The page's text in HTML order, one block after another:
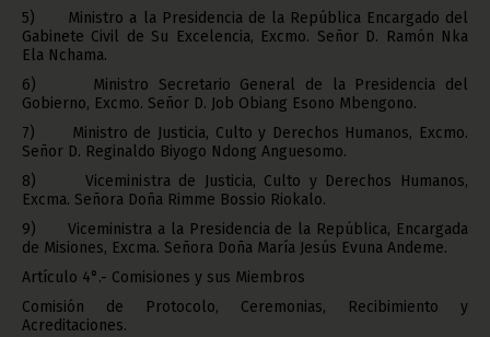
5) Ministro a la Presidencia de la República Encargado del
Gabinete Civil de Su Excelencia, Excmo. Señor D. Ramón Nka
Ela Nchama.
6) Ministro Secretario General de la Presidencia del
Gobierno, Excmo. Señor D. Job Obiang Esono Mbengono.
7) Ministro de Justicia, Culto y Derechos Humanos, Excmo.
Señor D. Reginaldo Biyogo Ndong Anguesomo.
8) Viceministra de Justicia, Culto y Derechos Humanos,
Excma. Señora Doña Rimme Bossio Riokalo.
9) Viceministra a la Presidencia de la República, Encargada
de Misiones, Excma. Señora Doña María Jesús Evuna Andeme.
Artículo 4°.- Comisiones y sus Miembros
Comisión de Protocolo, Ceremonias, Recibimiento y
Acreditaciones.